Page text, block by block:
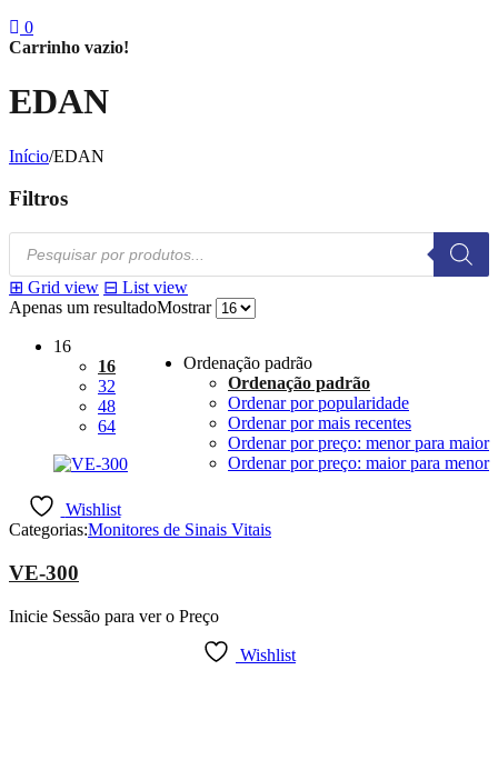
0
Carrinho vazio!
EDAN
Início/EDAN
Filtros
Products
search
⊞ Grid view ⊟ List view
Apenas um resultado
Ordenação padrão
Ordenação padrão
Ordenar por popularidade
Ordenar por mais recentes
Ordenar por preço: menor para maior
Ordenar por preço: maior para menor
Mostrar
16
16
32
48
64
Wishlist
Categorias:Monitores de Sinais Vitais
VE-300
Inicie Sessão para ver o Preço
Wishlist